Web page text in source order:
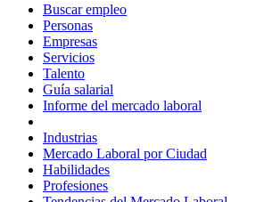
Buscar empleo
Personas
Empresas
Servicios
Talento
Guía salarial
Informe del mercado laboral
Industrias
Mercado Laboral por Ciudad
Habilidades
Profesiones